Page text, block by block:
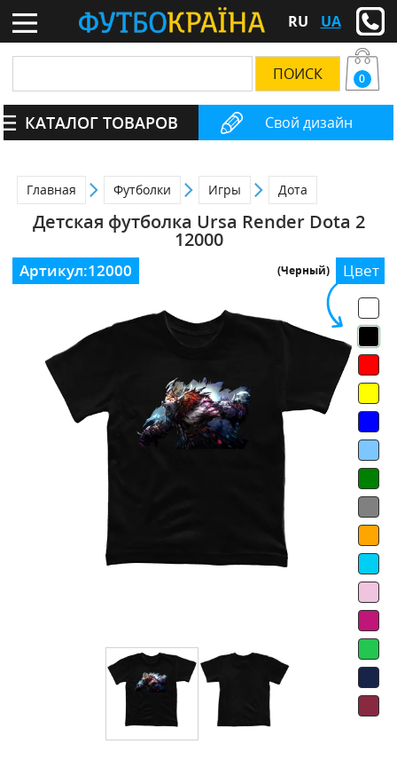
RU UA
Свой дизайн
0
КАТАЛОГ ТОВАРОВ
Главная Футболки Игры Дота
Детская футболка Ursa Render Dota 2
12000
Цвет
(Черный)
Артикул:12000